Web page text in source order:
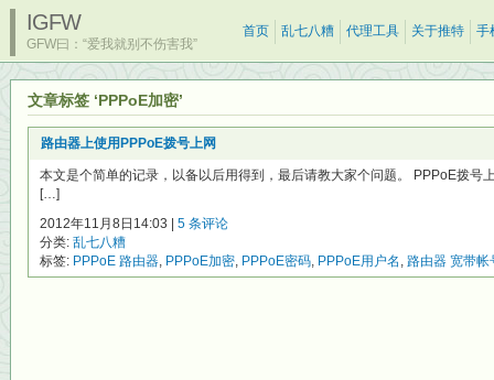
IGFW
GFW曰：“爱我就别不伤害我”
首页 乱七八糟 代理工具 关于推特 手
文章标签 ‘PPPoE加密’
路由器上使用PPPoE拨号上网
本文是个简单的记录，以备以后用得到，最后请教大家个问题。 PPPoE拨号
[…]
2012年11月8日14:03 | 5 条评论
分类: 乱七八糟
标签: PPPoE 路由器, PPPoE加密, PPPoE密码, PPPoE用户名 , 路由器 宽带帐